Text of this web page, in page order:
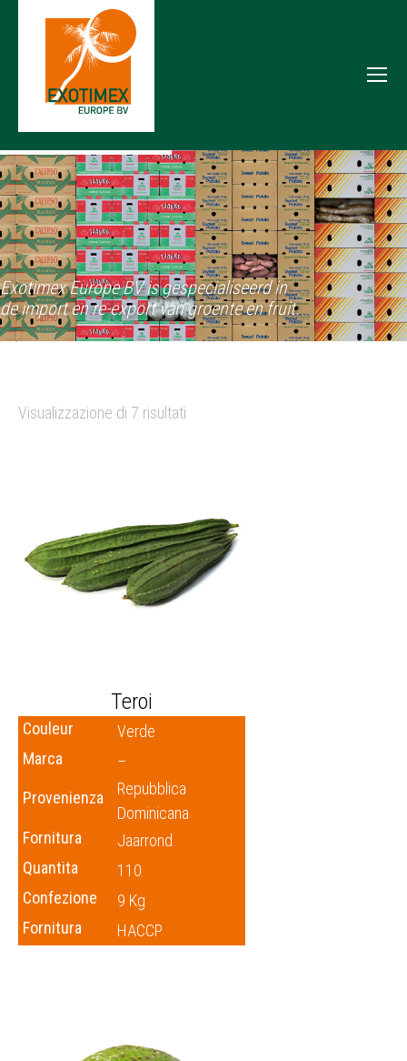
Exotimex Europe BV is gespecialiseerd in
de import en re-export van groente en fruit.
Visualizzazione di 7 risultati
Teroi
Couleur
Verde
Marca
–
Provenienza
Repubblica
Dominicana
Fornitura
Jaarrond
Quantita
110
Confezione
9 Kg
Fornitura
HACCP